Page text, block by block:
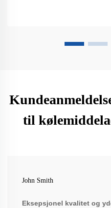
til
John Smith
Eksepsjonel kvalitet og